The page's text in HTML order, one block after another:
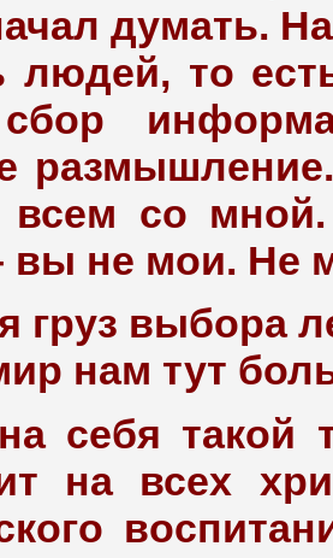
думать.
людей, то
всем со
вы не мои. Не
груз выбора
нам тут
себя такой
на всех